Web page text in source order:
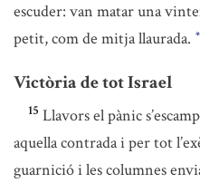
escuder: van matar una
petit, com de mitja llaurada. *
Victòria de tot Israel
15 Llavors el pànic
aquella contrada i per tot
guarnició i les columnes